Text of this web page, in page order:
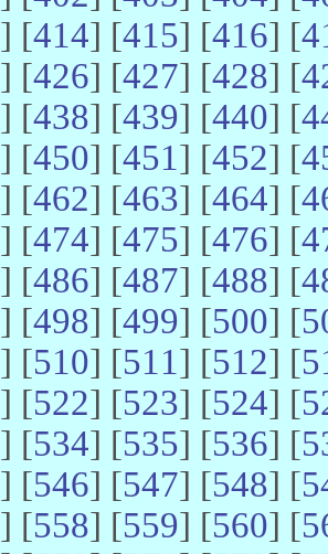
] [414] [415] [416] [
] [426] [427] [428] [
] [438] [439] [440] [
] [450] [451] [452] [
] [462] [463] [464] [
] [474] [475] [476] [
] [486] [487] [488] [
] [498] [499] [500] [
] [510] [511] [512] [
] [522] [523] [524] [
] [534] [535] [536] [
] [546] [547] [548] [
] [558] [559] [560] [